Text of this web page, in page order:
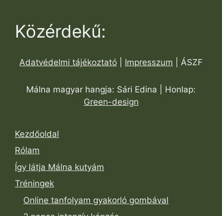
Közérdekű:
Adatvédelmi tájékoztató Impresszum | ÁSZF
Málna magyar hangja: Sári Edina | Honlap:
Green-design
Kezdőoldal
Rólam
Így látja Málna kutyám
Tréningek
Online tanfolyam gyakorló gombával